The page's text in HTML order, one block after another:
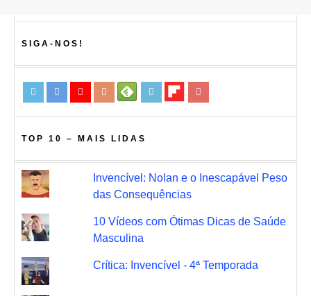
SIGA-NOS!
TOP 10 – MAIS LIDAS
Invencível: Nolan e o Inescapável Peso
das Consequências
10 Vídeos com Ótimas Dicas de Saúde
Masculina
Crítica: Invencível - 4ª Temporada